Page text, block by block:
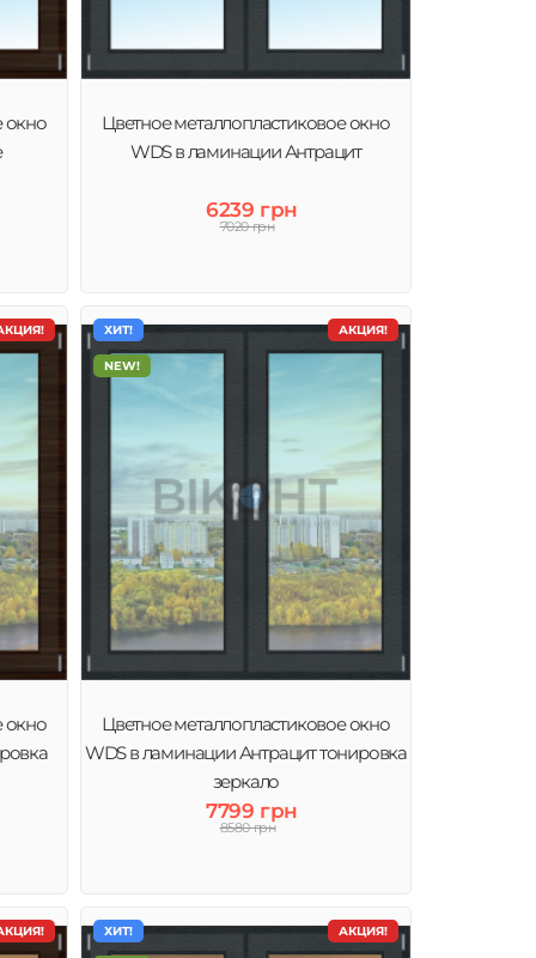
окно
Цветное металлопластиковое окно
WDS в ламинации Антрацит
6239 грн
7020 грн
окно
АКЦИЯ!
ХИТ!
NEW!
Цветное металлопластиковое окно
WDS в ламинации Антрацит тонировка
зеркало
7799 грн
8580 грн
АКЦИЯ!
ХИТ!